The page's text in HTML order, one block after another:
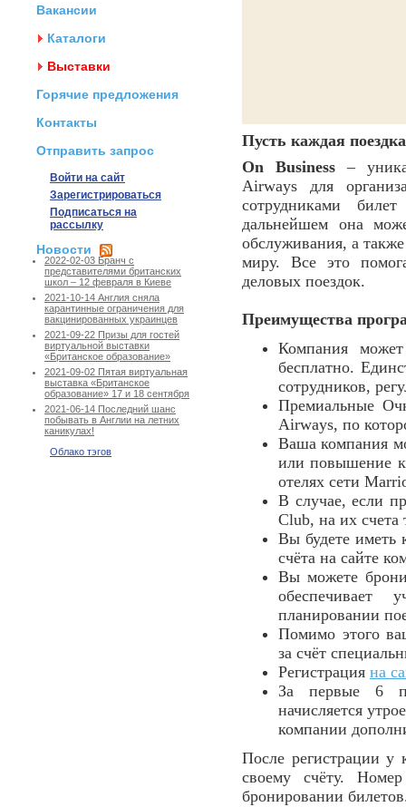
Вакансии
Каталоги
Выставки
Горячие предложения
Контакты
Отправить запрос
Войти на сайт
Зарегистрироваться
Подписаться на
рассылку
Новости
2022-02-03 Бранч с
представителями британских
школ – 12 февраля в Киеве
2021-10-14 Англия сняла
карантинные ограничения для
вакцинированных украинцев
2021-09-22 Призы для гостей
виртуальной выставки
«Британское образование»
2021-09-02 Пятая виртуальная
выставка «Британское
образование» 17 и 18 сентября
2021-06-14 Последний шанс
побывать в Англии на летних
каникулах!
Облако тэгов
Пусть каждая
On Business –
Airways для
сотрудниками
дальнейшем она
обслуживания, а
миру. Все это
деловых поездок.
Преимущества
Компания
бесплатно.
сотрудников,
Премиальные
Airways, по
Ваша компания
или повышение
отелях сети
В случае, если
Club, на их
Вы будете иметь
счёта на сайте
Вы можете
обеспечивает
планировании
Помимо этого
за счёт
Регистрация на
За первые 6
начисляется
компании
После регистрации у
своему счёту.
бронировании